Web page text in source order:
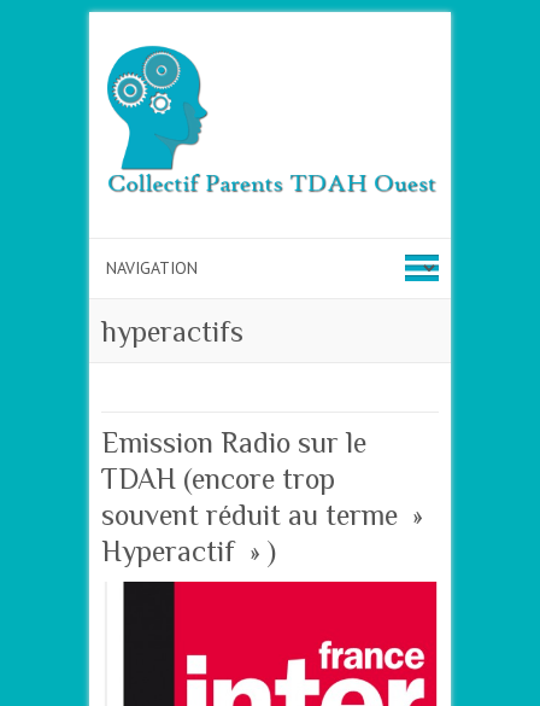
hyperactifs
Emission Radio sur le
TDAH (encore trop
souvent réduit au terme »
Hyperactif » )